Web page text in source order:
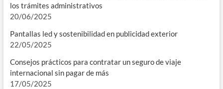
los trámites administrativos
20/06/2025
Pantallas led y sostenibilidad en publicidad exterior
22/05/2025
Consejos prácticos para contratar un seguro de viaje
internacional sin pagar de más
17/05/2025